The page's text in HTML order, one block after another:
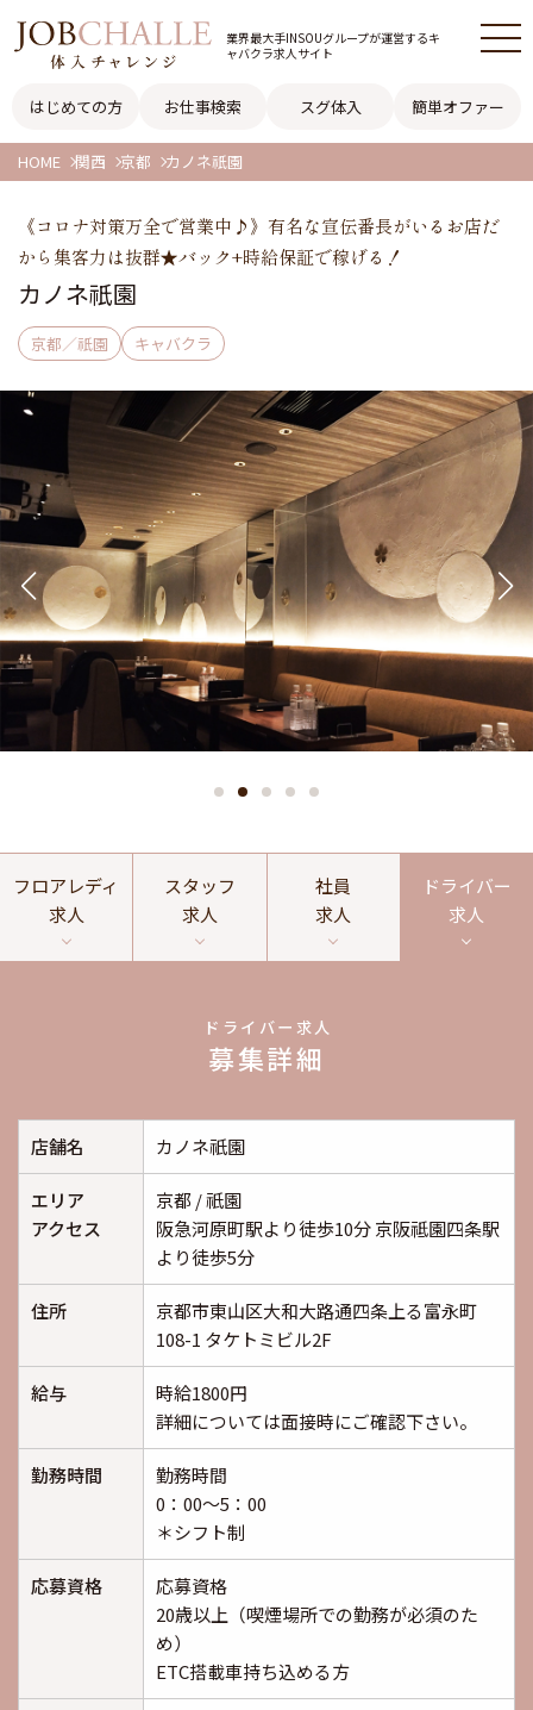
業界最大手INSOUグループが運営するキ
ャバクラ求人サイト
はじめての方 お仕事検索 スグ体入 簡単オファー
HOME 関西 京都 カノネ祇園
《コロナ対策万全で営業中♪》有名な宣伝番長がいるお店だ
から集客力は抜群★バック+時給保証で稼げる！
カノネ祇園
京都／祇園 キャバクラ
フロアレディ
求人
スタッフ
求人
社員
求人
ドライバー
求人
ドライバー求人
募集詳細
店舗名 カノネ祇園
エリア
アクセス
京都 / 祇園
阪急河原町駅より徒歩10分 京阪祗園四条駅
より徒歩5分
住所
京都市東山区大和大路通四条上る富永町
108-1 タケトミビル2F
給与
時給1800円
詳細については面接時にご確認下さい。
勤務時間
勤務時間
0：00～5：00
＊シフト制
応募資格
応募資格
20歳以上（喫煙場所での勤務が必須のた
め）
ETC搭載車持ち込める方